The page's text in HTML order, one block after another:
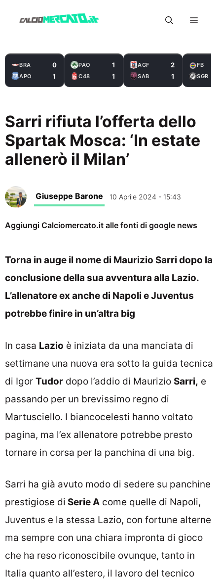
Menu
BRA 0
APO 1
PAO 1
C48 1
AGF 2
SAB 1
FB
SGR
Sarri rifiuta l’offerta dello
Spartak Mosca: ‘In estate
allenerò il Milan’
Giuseppe Barone 10 Aprile 2024 - 15:43
Aggiungi Calciomercato.it alle fonti di google news
Torna in auge il nome di Maurizio Sarri dopo la
conclusione della sua avventura alla Lazio.
L’allenatore ex anche di Napoli e Juventus
potrebbe finire in un’altra big
In casa Lazio è iniziata da una manciata di
settimane una nuova era sotto la guida tecnica
di Igor Tudor dopo l’addio di Maurizio Sarri, e
passando per un brevissimo regno di
Martusciello. I biancocelesti hanno voltato
pagina, ma l’ex allenatore potrebbe presto
tornare in corsa per la panchina di una big.
Sarri ha già avuto modo di sedere su panchine
prestigiose di Serie A come quelle di Napoli,
Juventus e la stessa Lazio, con fortune alterne
ma sempre con una chiara impronta di gioco
che ha reso riconoscibile ovunque, tanto in
Italia quanto all’estero, il lavoro del tecnico